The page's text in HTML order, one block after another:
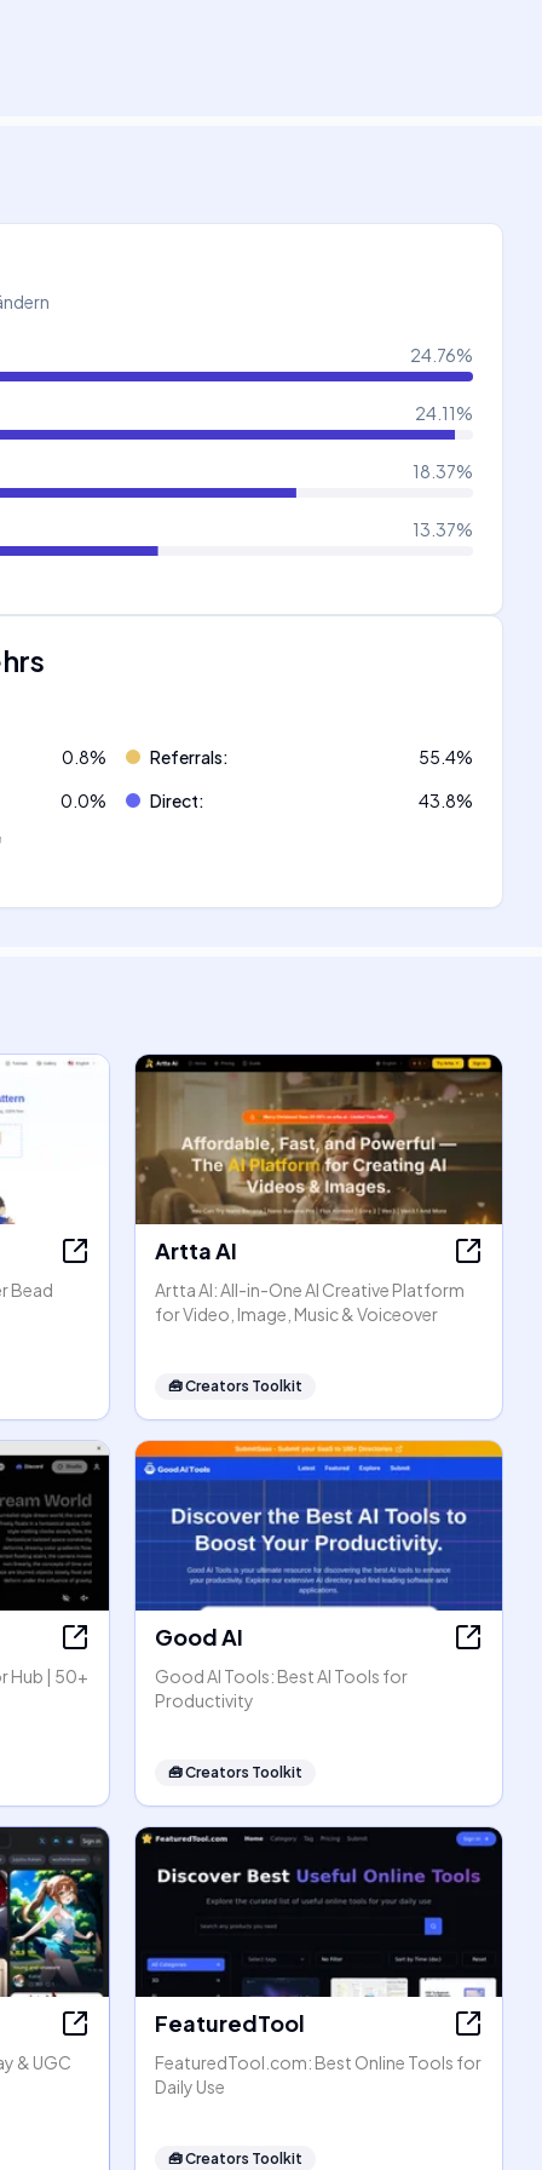
24.76%
24.11%
18.37%
13.37%
0.8% Referrals: 55.4%
0.0% Direct: 43.8%
Bead
Artta AI
Artta AI: All-in-One AI Creative Platform
for Video, Image, Music & Voiceover
🧰Creators Toolkit
Hub | 50+
Good AI
Good AI Tools: Best AI Tools for
Productivity
🧰Creators Toolkit
& UGC
FeaturedTool
FeaturedTool.com: Best Online Tools for
Daily Use
🧰Creators Toolkit